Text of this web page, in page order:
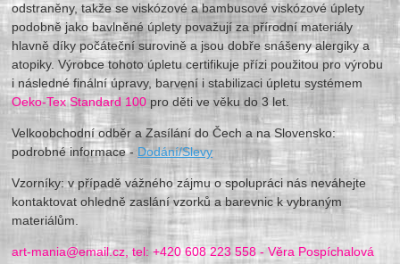
odstraněny, takže se viskózové a bambusové viskózové úplety
podobně jako bavlněné úplety považují za přírodní materiály
hlavně díky počáteční surovině a jsou dobře snášeny alergiky a
atopiky. Výrobce tohoto úpletu certifikuje přízi použitou pro výrobu
i následné finální úpravy, barvení i stabilizaci úpletu systémem
Oeko-Tex Standard 100 pro děti ve věku do 3 let.
Velkoobchodní odběr a Zasílání do Čech a na Slovensko:
podrobné informace - Dodání/Slevy
Vzorníky: v případě vážného zájmu o spolupráci nás neváhejte
kontaktovat ohledně zaslání vzorků a barevnic k vybraným
materiálům.
art-mania@email.cz, tel: +420 608 223 558 - Věra Pospíchalová